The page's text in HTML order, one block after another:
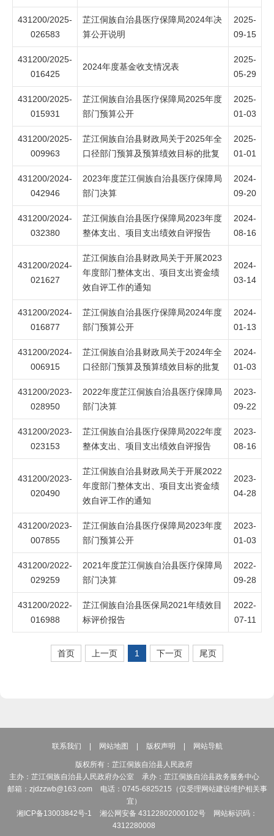
431200/2025-
026583
芷江侗族自治县医疗保障局2024年决
算公开说明
2025-
09-15
431200/2025-
016425
2024年度基金收支情况表
2025-
05-29
431200/2025-
015931
芷江侗族自治县医疗保障局2025年度
部门预算公开
2025-
01-03
431200/2025-
009963
芷江侗族自治县财政局关于2025年全
口径部门预算及预算绩效目标的批复
2025-
01-01
431200/2024-
042946
2023年度芷江侗族自治县医疗保障局
部门决算
2024-
09-20
431200/2024-
032380
芷江侗族自治县医疗保障局2023年度
整体支出、项目支出绩效自评报告
2024-
08-16
431200/2024-
021627
芷江侗族自治县财政局关于开展2023
年度部门整体支出、项目支出资金绩
效自评工作的通知
2024-
03-14
431200/2024-
016877
芷江侗族自治县医疗保障局2024年度
部门预算公开
2024-
01-13
431200/2024-
006915
芷江侗族自治县财政局关于2024年全
口径部门预算及预算绩效目标的批复
2024-
01-03
431200/2023-
028950
2022年度芷江侗族自治县医疗保障局
部门决算
2023-
09-22
431200/2023-
023153
芷江侗族自治县医疗保障局2022年度
整体支出、项目支出绩效自评报告
2023-
08-16
431200/2023-
020490
芷江侗族自治县财政局关于开展2022
年度部门整体支出、项目支出资金绩
效自评工作的通知
2023-
04-28
431200/2023-
007855
芷江侗族自治县医疗保障局2023年度
部门预算公开
2023-
01-03
431200/2022-
029259
2021年度芷江侗族自治县医疗保障局
部门决算
2022-
09-28
431200/2022-
016988
芷江侗族自治县医保局2021年绩效目
标评价报告
2022-
07-11
首页 上一页 1 下一页 尾页
联系我们 网站地图 版权声明 网站导航
版权所有：芷江侗族自治县人民政府
主办：芷江侗族自治县人民政府办公室
承办：芷江侗族自治县政务服务中心
邮箱：zjdzzwb@163.com
电话：0745-6825215（仅受理网站建设维护相关事
宜）
湘ICP备13003842号-1
湘公网安备 43122802000102号
网站标识码：
4312280008